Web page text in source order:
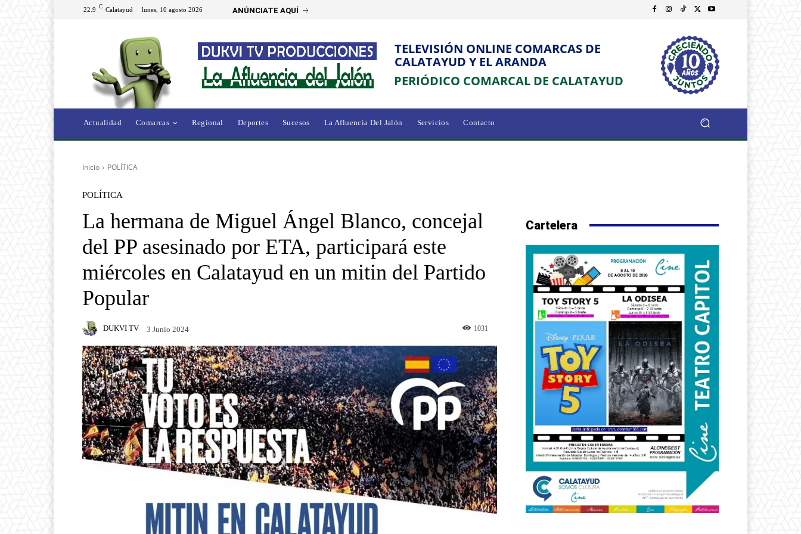
22.9 C Calatayud lunes, 10 agosto 2026 ANÚNCIATE AQUÍ
TELEVISIÓN ONLINE COMARCAS DE
CALATAYUD Y EL ARANDA
PERIÓDICO COMARCAL DE CALATAYUD
Actualidad Comarcas Regional Deportes Sucesos La Afluencia Del Jalón Servicios Contacto
Inicio POLÍTICA
POLÍTICA
La hermana de Miguel Ángel Blanco, concejal
del PP asesinado por ETA, participará este
miércoles en Calatayud en un mitin del Partido
Popular
DUKVI TV 3 Junio 2024 1031
Cartelera